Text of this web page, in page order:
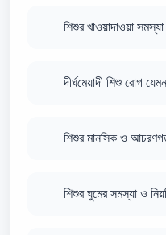
শিশুর খাওয়াদাওয়া সমস্যা
দীর্ঘমেয়াদী শিশু রোগ
শিশুর মানসিক ও আচরণগত
শিশুর ঘুমের সমস্যা ও